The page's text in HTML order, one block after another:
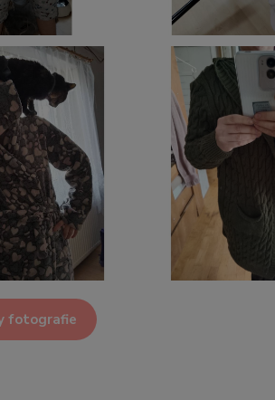
fotografie